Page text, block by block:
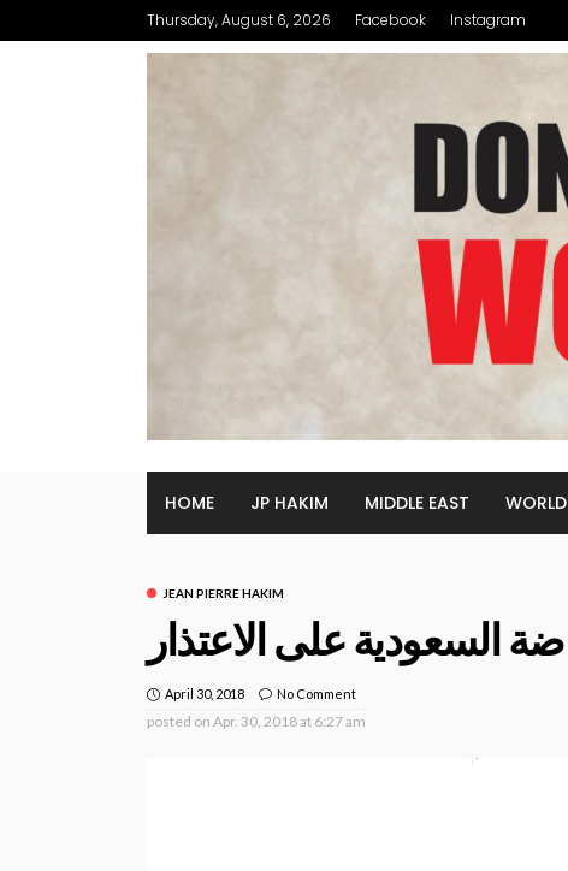
Thursday, August 6, 2026 Facebook Instagram
HOME JP HAKIM MIDDLE EAST WORLD
JEAN PIERRE HAKIM
April 30, 2018 No Comment
posted on Apr. 30, 2018 at 6:27 am